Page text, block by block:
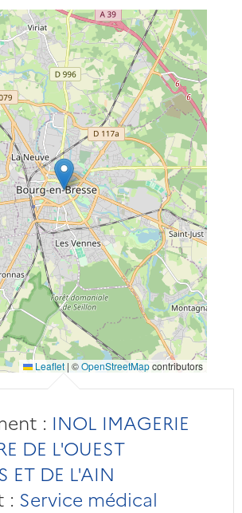
Leaflet | ©OpenStreetMapcontributors
: INOL IMAGERIE
DE L'OUEST
ET DE L'AIN
: Service médical